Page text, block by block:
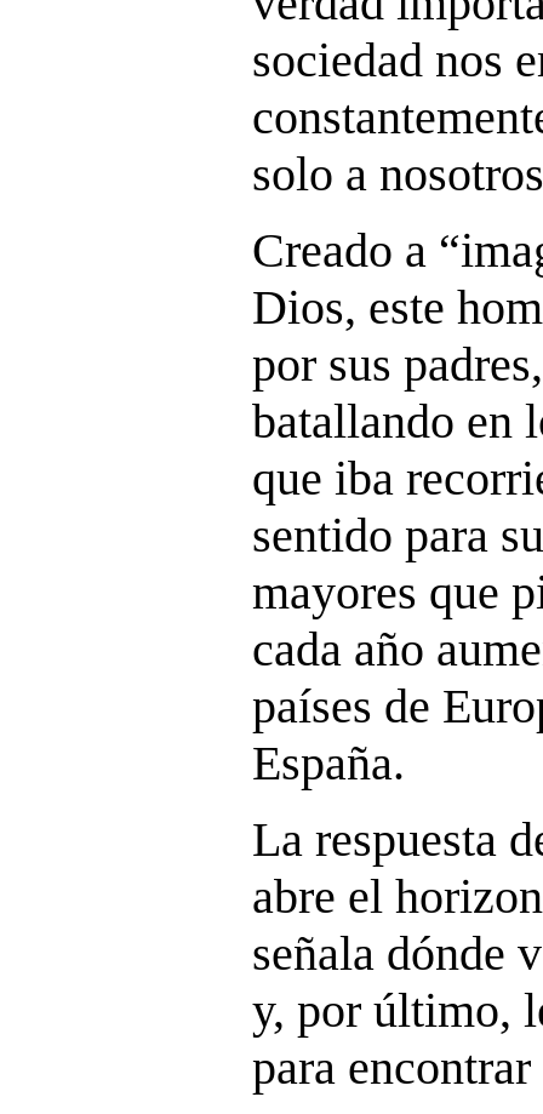
sociedad nos
solo a
Creado a
Dios, este
por sus
batallando en
que iba
sentido para
mayores que
cada año
países de
España.
La respuesta
abre el
señala dónde
y, por último,
para